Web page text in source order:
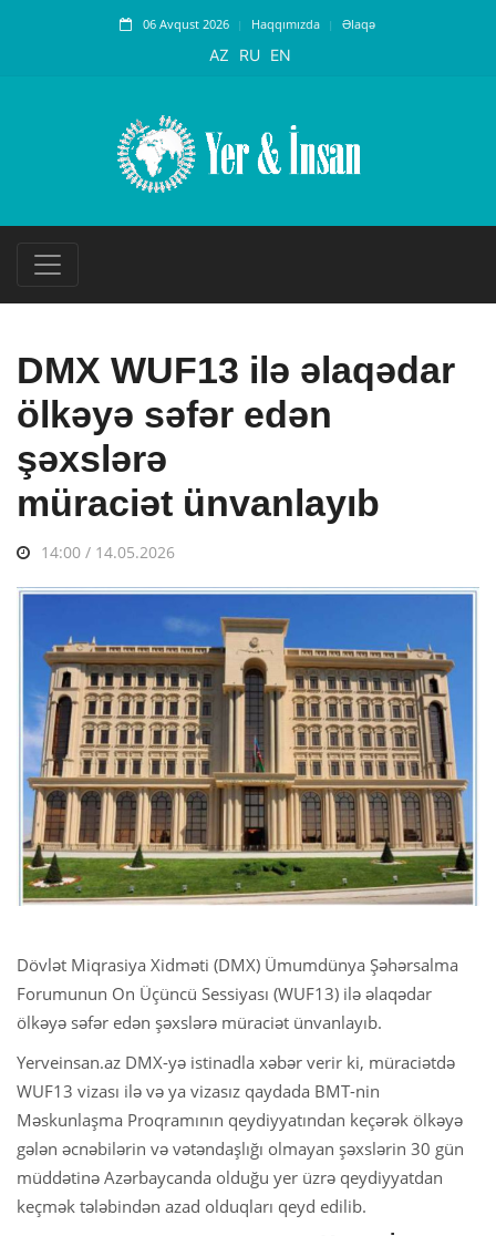
06 Avqust 2026 Haqqımızda Əlaqə
AZ RU EN
DMX WUF13 ilə əlaqədar
ölkəyə səfər edən
şəxslərə
müraciət ünvanlayıb
14:00 / 14.05.2026
Dövlət Miqrasiya Xidməti (DMX) Ümumdünya Şəhərsalma
Forumunun On Üçüncü Sessiyası (WUF13) ilə əlaqədar
ölkəyə səfər edən şəxslərə müraciət ünvanlayıb.
Yerveinsan.az DMX-yə istinadla xəbər verir ki, müraciətdə
WUF13 vizası ilə və ya vizasız qaydada BMT-nin
Məskunlaşma Proqramının qeydiyyatından keçərək ölkəyə
gələn əcnəbilərin və vətəndaşlığı olmayan şəxslərin 30 gün
müddətinə Azərbaycanda olduğu yer üzrə qeydiyyatdan
keçmək tələbindən azad olduqları qeyd edilib.